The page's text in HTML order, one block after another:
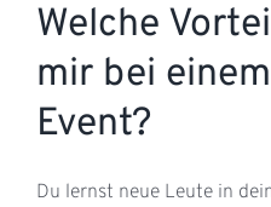
Welche
mir bei
Event?
Du lernst neue Leute in